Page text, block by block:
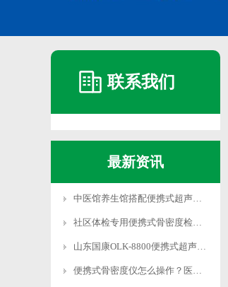
联系我们
最新资讯
中医馆养生馆搭配便携式超声波骨密度仪完善健康服务
社区体检专用便携式骨密度检测仪快速排查骨质疏松
山东国康OLK-8800便携式超声骨密度仪无创检测
便携式骨密度仪怎么操作？医用级设备 专业人员指导使